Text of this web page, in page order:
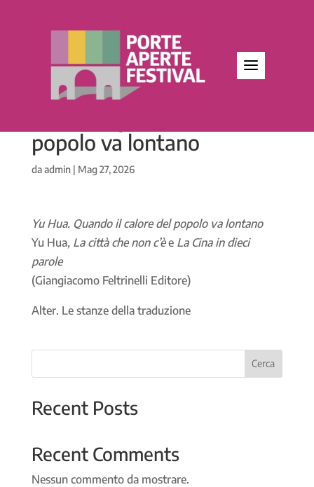
popolo va lontano
daadmin| Mag 27, 2026
Yu Hua. Quando il calore del popolo va lontano
Yu Hua, La città che non c’èeLa Cina in dieci
parole
(Giangiacomo Feltrinelli Editore)
Alter. Le stanze della traduzione
Cerca
Recent Posts
Recent Comments
Nessun commento da mostrare.